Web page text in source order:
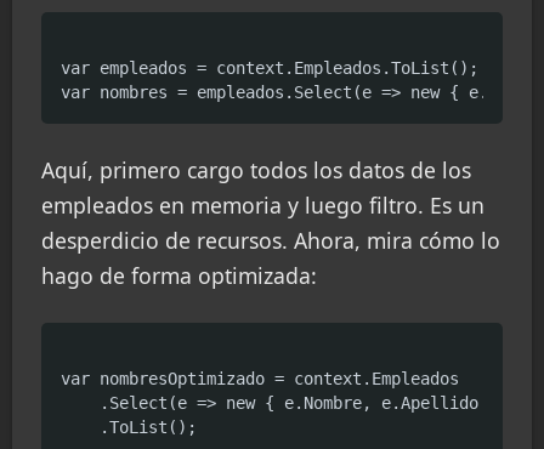
var empleados = context.Empleados.ToList();
Aquí, primero cargo todos los datos de los
empleados en memoria y luego filtro. Es un
desperdicio de recursos. Ahora, mira cómo lo
hago de forma optimizada:
var nombresOptimizado = context.Empleados
    .Select(e => new { e.Nombre, e.Apellido })